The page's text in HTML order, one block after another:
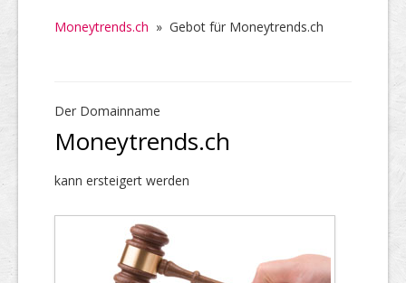
Moneytrends.ch » Gebot für Moneytrends.ch
Der Domainname
Moneytrends.ch
kann ersteigert werden